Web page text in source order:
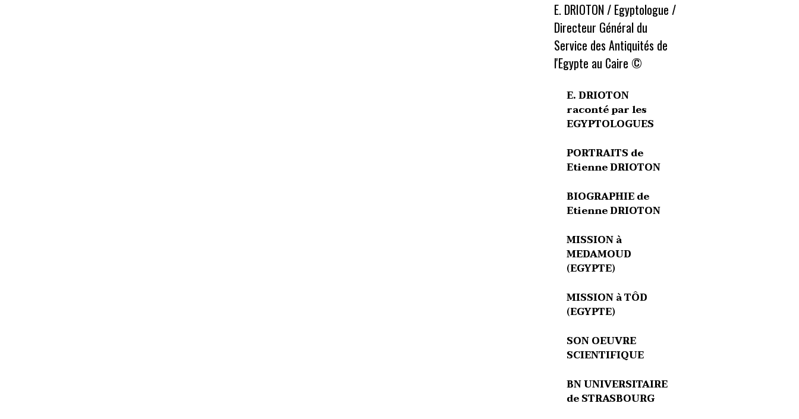
E. DRIOTON / Egyptologue /
Directeur Général du
Service des Antiquités de
l'Egypte au Caire ©
E. DRIOTON
raconté par les
EGYPTOLOGUES
PORTRAITS de
Etienne DRIOTON
BIOGRAPHIE de
Etienne DRIOTON
MISSION à
MEDAMOUD
(EGYPTE)
MISSION à TÔD
(EGYPTE)
SON OEUVRE
SCIENTIFIQUE
BN UNIVERSITAIRE
de STRASBOURG